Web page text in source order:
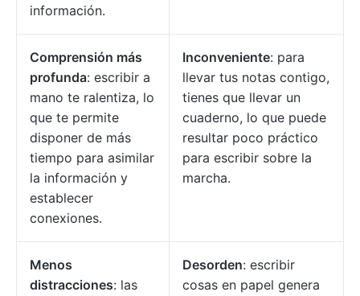
información.
Comprensión más
profunda: escribir a
mano te ralentiza, lo
que te permite
disponer de más
tiempo para asimilar
la información y
establecer
conexiones.
Inconveniente: para
llevar tus notas contigo,
tienes que llevar un
cuaderno, lo que puede
resultar poco práctico
para escribir sobre la
marcha.
Menos
distracciones: las
Desorden: escribir
cosas en papel genera